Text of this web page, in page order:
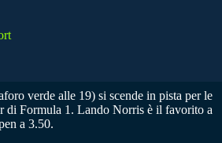
verde alle 19) si scende in pista per le
di Formula 1. Lando Norris è il favorito a
a 3.50.